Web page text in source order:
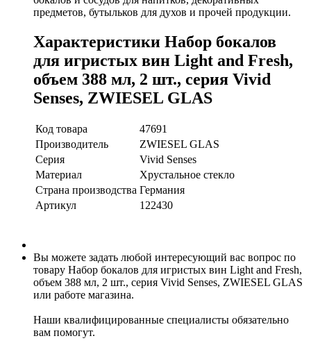
предметов, бутыльков для духов и прочей продукции.
Характеристики Набор бокалов
для игристых вин Light and Fresh,
объем 388 мл, 2 шт., серия Vivid
Senses, ZWIESEL GLAS
Код товара
47691
Производитель
ZWIESEL GLAS
Серия
Vivid Senses
Материал
Хрустальное стекло
Страна производства Германия
Артикул
122430
Вы можете задать любой интересующий вас вопрос по
товару Набор бокалов для игристых вин Light and Fresh,
объем 388 мл, 2 шт., серия Vivid Senses, ZWIESEL GLAS
или работе магазина.
Наши квалифицированные специалисты обязательно
вам помогут.